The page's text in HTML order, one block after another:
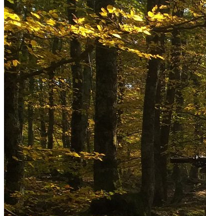
English